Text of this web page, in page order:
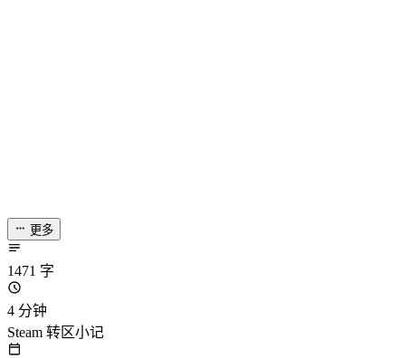
更多
1471 字
4 分钟
Steam 转区小记